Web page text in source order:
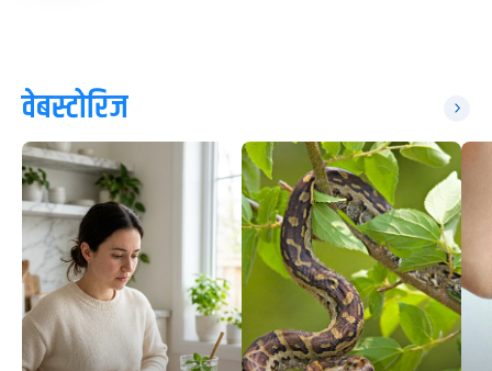
वेबस्टोरिज